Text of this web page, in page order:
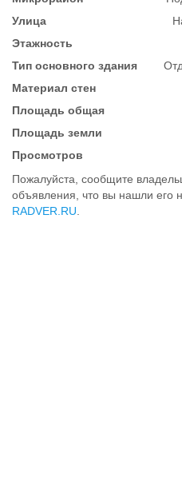
Улица
Этажность
Тип основного здания
Материал стен
Площадь общая
Площадь земли
Просмотров
Пожалуйста, сообщите
объявления, что вы нашли его
RADVER.RU